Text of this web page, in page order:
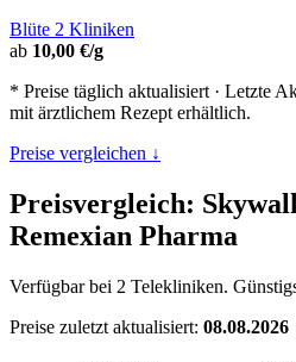
Blüte 2 Kliniken
ab 10,00 €/g
* Preise täglich aktualisiert · Letzte
mit ärztlichem Rezept erhältlich.
Preise vergleichen ↓
Preisvergleich:
Remexian Pharma
Verfügbar bei 2 Telekliniken.
Preise zuletzt aktualisiert: 08.08.2026